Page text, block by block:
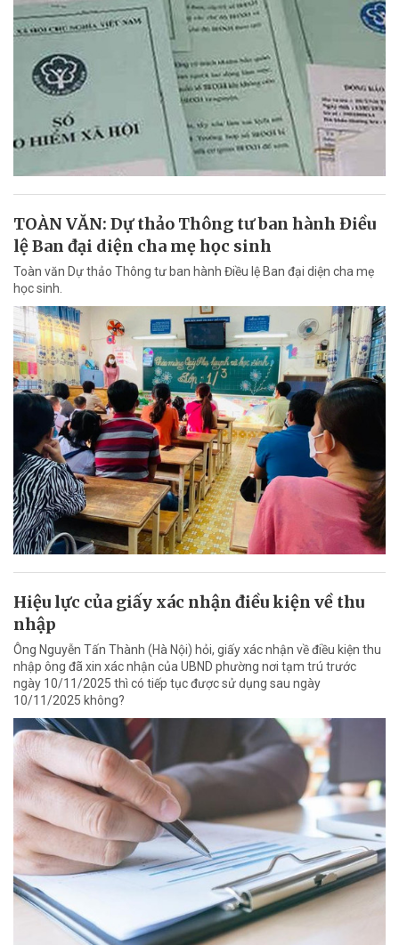
TOÀN VĂN: Dự thảo Thông tư ban hành Điều
lệ Ban đại diện cha mẹ học sinh
Toàn văn Dự thảo Thông tư ban hành Điều lệ Ban đại diện cha mẹ
học sinh.
Hiệu lực của giấy xác nhận điều kiện về thu
nhập
Ông Nguyễn Tấn Thành (Hà Nội) hỏi, giấy xác nhận về điều kiện thu
nhập ông đã xin xác nhận của UBND phường nơi tạm trú trước
ngày 10/11/2025 thì có tiếp tục được sử dụng sau ngày
10/11/2025 không?